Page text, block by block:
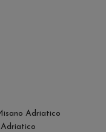
Adriatico
Adriatico